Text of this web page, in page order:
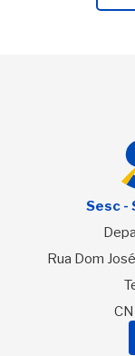
Sesc -
Rua Dom